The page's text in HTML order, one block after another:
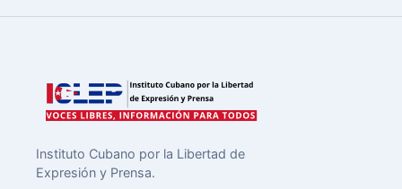
Instituto Cubano por la Libertad de
Expresión y Prensa.